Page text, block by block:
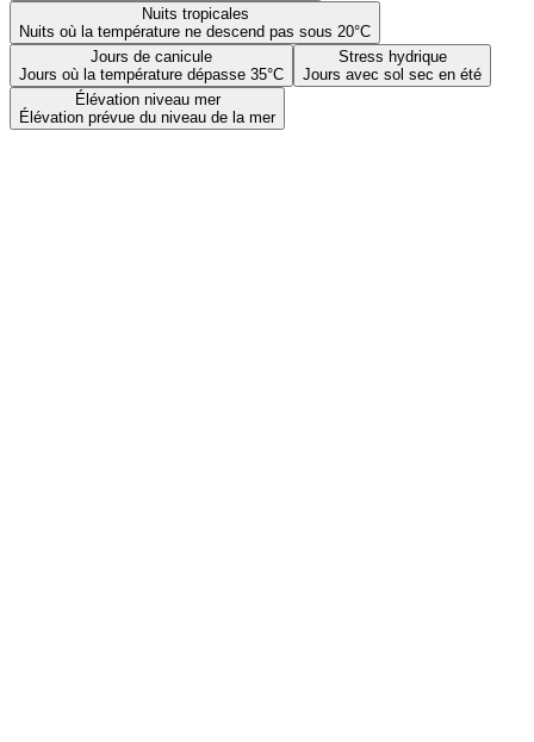
Nuits tropicales
Nuits où la température ne descend pas sous 20°C
Jours de canicule
Jours où la température dépasse 35°C
Stress hydrique
Jours avec sol sec en été
Élévation niveau mer
Élévation prévue du niveau de la mer